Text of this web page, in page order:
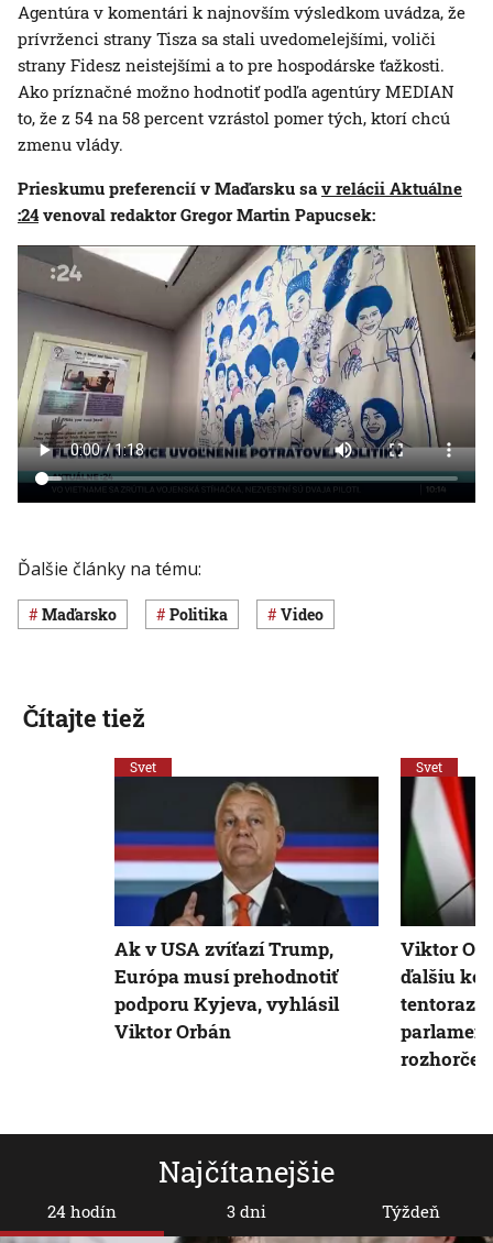
Agentúra v komentári k najnovším výsledkom uvádza, že
prívrženci strany Tisza sa stali uvedomelejšími, voliči
strany Fidesz neistejšími a to pre hospodárske ťažkosti.
Ako príznačné možno hodnotiť podľa agentúry MEDIAN
to, že z 54 na 58 percent vzrástol pomer tých, ktorí chcú
zmenu vlády.
Prieskumu preferencií v Maďarsku sav relácii Aktuálne
:24 venoval redaktor Gregor Martin Papucsek:
Ďalšie články na tému:
Maďarsko Politika Video
Najčítanejšie
24 hodín 3 dni Týždeň
Čítajte tiež
Svet
Ak v USA zvíťazí Trump,
Európa musí prehodnotiť
podporu Kyjeva, vyhlásil
Viktor Orbán
Svet
Viktor
ďalšiu
tentoraz